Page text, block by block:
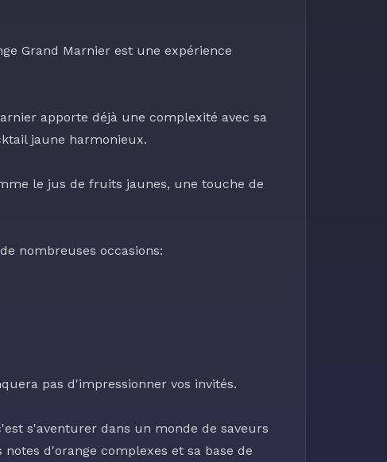
Grand Marnier est une expérience
apporte déjà une complexité avec sa
jaune harmonieux.
le jus de fruits jaunes, une touche de
nombreuses occasions:
pas d'impressionner vos invités.
s'aventurer dans un monde de saveurs
d'orange complexes et sa base de